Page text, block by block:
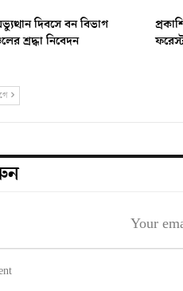
দিবসে বন বিভাগ
শ্রদ্ধা নিবেদন
Your